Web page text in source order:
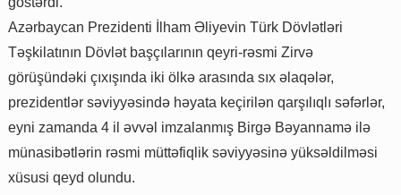
Azərbaycan Prezidenti İlham Əliyevin Türk Dövlətləri
Təşkilatının Dövlət başçılarının qeyri-rəsmi Zirvə
görüşündəki çıxışında iki ölkə arasında sıx əlaqələr,
prezidentlər səviyyəsində həyata keçirilən qarşılıqlı səfərlər,
eyni zamanda 4 il əvvəl imzalanmış Birgə Bəyannamə ilə
münasibətlərin rəsmi müttəfiqlik səviyyəsinə yüksəldilməsi
xüsusi qeyd olundu.